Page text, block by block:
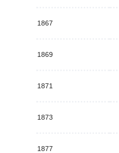
1867
1869
1871
1873
1877